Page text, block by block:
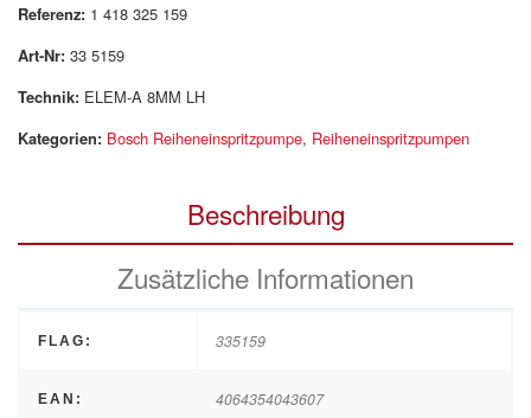
Referenz: 1 418 325 159
Art-Nr: 33 5159
Technik: ELEM-A 8MM LH
Kategorien: Bosch Reiheneinspritzpumpe, Reiheneinspritzpumpen
Beschreibung
Zusätzliche Informationen
FLAG: 335159
EAN: 4064354043607